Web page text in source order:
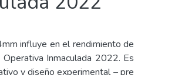
influye en el rendimiento de
Inmaculada 2022. Es
y diseño experimental – pre